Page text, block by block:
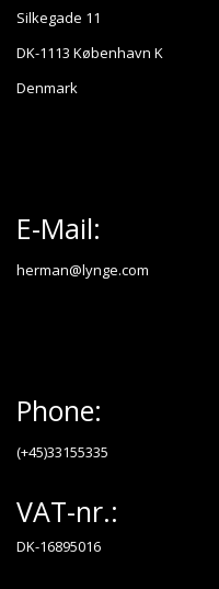
Silkegade 11
DK-1113 København K
Denmark
E-Mail:
herman@lynge.com
Phone:
(+45)33155335
VAT-nr.:
DK-16895016